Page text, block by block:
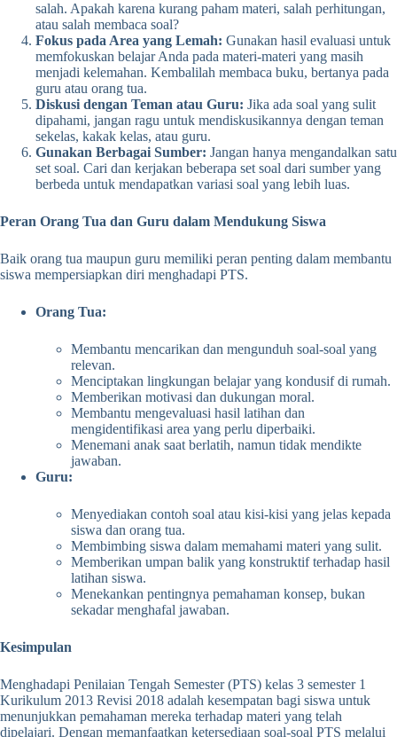
salah. Apakah karena kurang paham materi, salah perhitungan,
atau salah membaca soal?
Fokus pada Area yang Lemah: Gunakan hasil evaluasi untuk
memfokuskan belajar Anda pada materi-materi yang masih
menjadi kelemahan. Kembalilah membaca buku, bertanya pada
guru atau orang tua.
Diskusi dengan Teman atau Guru: Jika ada soal yang sulit
dipahami, jangan ragu untuk mendiskusikannya dengan teman
sekelas, kakak kelas, atau guru.
Gunakan Berbagai Sumber: Jangan hanya mengandalkan satu
set soal. Cari dan kerjakan beberapa set soal dari sumber yang
berbeda untuk mendapatkan variasi soal yang lebih luas.
Peran Orang Tua dan Guru dalam Mendukung Siswa
Baik orang tua maupun guru memiliki peran penting dalam membantu
siswa mempersiapkan diri menghadapi PTS.
Orang Tua:
Membantu mencarikan dan mengunduh soal-soal yang
relevan.
Menciptakan lingkungan belajar yang kondusif di rumah.
Memberikan motivasi dan dukungan moral.
Membantu mengevaluasi hasil latihan dan
mengidentifikasi area yang perlu diperbaiki.
Menemani anak saat berlatih, namun tidak mendikte
jawaban.
Guru:
Menyediakan contoh soal atau kisi-kisi yang jelas kepada
siswa dan orang tua.
Membimbing siswa dalam memahami materi yang sulit.
Memberikan umpan balik yang konstruktif terhadap hasil
latihan siswa.
Menekankan pentingnya pemahaman konsep, bukan
sekadar menghafal jawaban.
Kesimpulan
Menghadapi Penilaian Tengah Semester (PTS) kelas 3 semester 1
Kurikulum 2013 Revisi 2018 adalah kesempatan bagi siswa untuk
menunjukkan pemahaman mereka terhadap materi yang telah
dipelajari. Dengan memanfaatkan ketersediaan soal-soal PTS melalui